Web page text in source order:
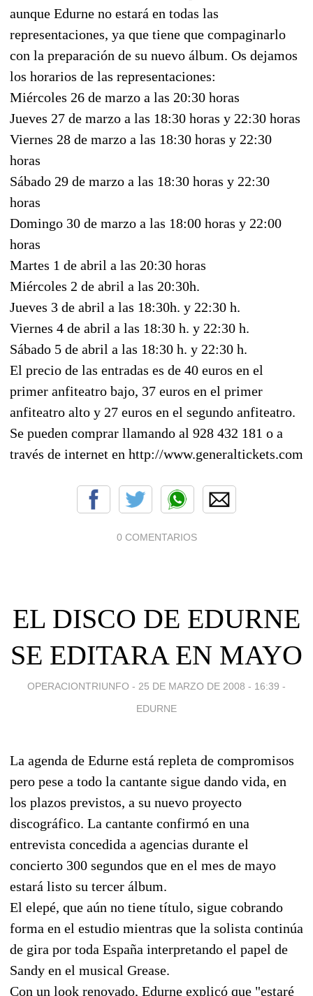
aunque Edurne no estará en todas las
representaciones, ya que tiene que compaginarlo
con la preparación de su nuevo álbum. Os dejamos
los horarios de las representaciones:
Miércoles 26 de marzo a las 20:30 horas
Jueves 27 de marzo a las 18:30 horas y 22:30 horas
Viernes 28 de marzo a las 18:30 horas y 22:30
horas
Sábado 29 de marzo a las 18:30 horas y 22:30
horas
Domingo 30 de marzo a las 18:00 horas y 22:00
horas
Martes 1 de abril a las 20:30 horas
Miércoles 2 de abril a las 20:30h.
Jueves 3 de abril a las 18:30h. y 22:30 h.
Viernes 4 de abril a las 18:30 h. y 22:30 h.
Sábado 5 de abril a las 18:30 h. y 22:30 h.
El precio de las entradas es de 40 euros en el
primer anfiteatro bajo, 37 euros en el primer
anfiteatro alto y 27 euros en el segundo anfiteatro.
Se pueden comprar llamando al 928 432 181 o a
través de internet en http://www.generaltickets.com
0 COMENTARIOS
EL DISCO DE EDURNE
SE EDITARA EN MAYO
OPERACIONTRIUNFO - 25 DE MARZO DE 2008 - 16:39 -
EDURNE
La agenda de Edurne está repleta de compromisos
pero pese a todo la cantante sigue dando vida, en
los plazos previstos, a su nuevo proyecto
discográfico. La cantante confirmó en una
entrevista concedida a agencias durante el
concierto 300 segundos que en el mes de mayo
estará listo su tercer álbum.
El elepé, que aún no tiene título, sigue cobrando
forma en el estudio mientras que la solista continúa
de gira por toda España interpretando el papel de
Sandy en el musical Grease.
Con un look renovado, Edurne explicó que "estaré